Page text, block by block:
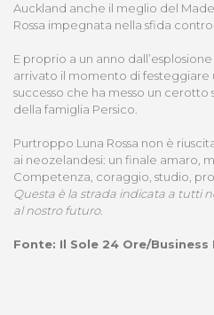
Auckland anche il meglio del
Rossa impegnata nella sfida
E proprio a un anno
arrivato il momento di festeggiare
successo che ha messo un
della famiglia Persico.
Purtroppo Luna Rossa non è
ai neozelandesi: un finale amaro,
Competenza, coraggio, studio,
Questa è la strada indicata a tutti
al nostro futuro.
Fonte: Il Sole 24 Ore/Business